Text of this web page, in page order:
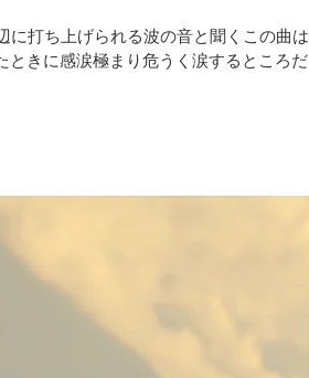
に打ち上げられる波の音と聞くこの曲は
ときに感涙極まり危うく涙するところだ